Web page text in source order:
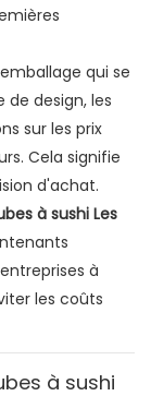
qui se
design, les
sur les prix
Cela signifie
d'achat.
à sushi Les
à
les coûts
à sushi